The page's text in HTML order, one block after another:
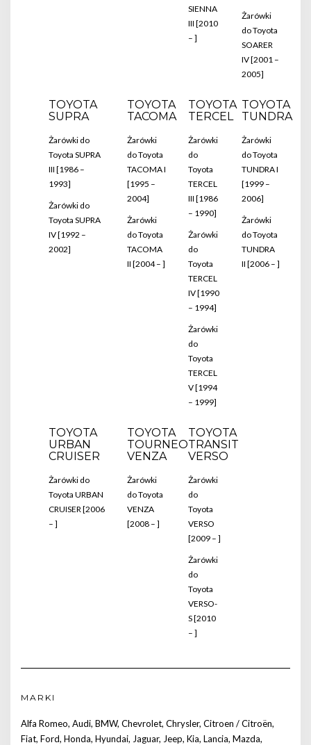
SIENNA
III [2010
– ]
Żarówki
do Toyota
SOARER
IV [2001 –
2005]
TOYOTA
SUPRA
Żarówki do
Toyota SUPRA
III [1986 –
1993]
Żarówki do
Toyota SUPRA
IV [1992 –
2002]
TOYOTA
TACOMA
Żarówki
do Toyota
TACOMA I
[1995 –
2004]
Żarówki
do Toyota
TACOMA
II [2004 – ]
TOYOTA
TERCEL
Żarówki
do
Toyota
TERCEL
III [1986
– 1990]
Żarówki
do
Toyota
TERCEL
IV [1990
– 1994]
Żarówki
do
Toyota
TERCEL
V [1994
– 1999]
TOYOTA
TUNDRA
Żarówki
do Toyota
TUNDRA I
[1999 –
2006]
Żarówki
do Toyota
TUNDRA
II [2006 – ]
TOYOTA
URBAN
CRUISER
Żarówki do
Toyota URBAN
CRUISER [2006
– ]
TOYOTA
TOURNEO
VENZA
Żarówki
do Toyota
VENZA
[2008 – ]
TOYOTA
TRANSIT
VERSO
Żarówki
do
Toyota
VERSO
[2009 – ]
Żarówki
do
Toyota
VERSO-
S [2010
– ]
MARKI
Alfa Romeo, Audi, BMW, Chevrolet, Chrysler, Citroen / Citroën,
Fiat, Ford, Honda, Hyundai, Jaguar, Jeep, Kia, Lancia, Mazda,